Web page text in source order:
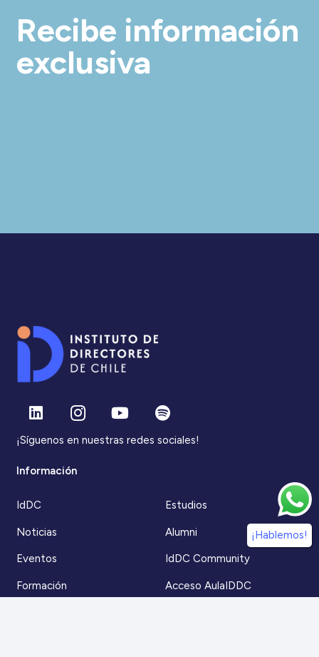
Recibe información
exclusiva
¡Síguenos en nuestras redes sociales!
Información
IdDC
Noticias
Eventos
Formación
Estudios
Alumni
IdDC Community
Acceso AulaIDDC
¡Hablemos!